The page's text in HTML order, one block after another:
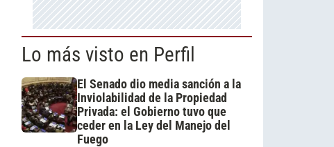
Lo más visto en Perfil
El Senado dio media sanción a la
Inviolabilidad de la Propiedad
Privada: el Gobierno tuvo que
ceder en la Ley del Manejo del
Fuego